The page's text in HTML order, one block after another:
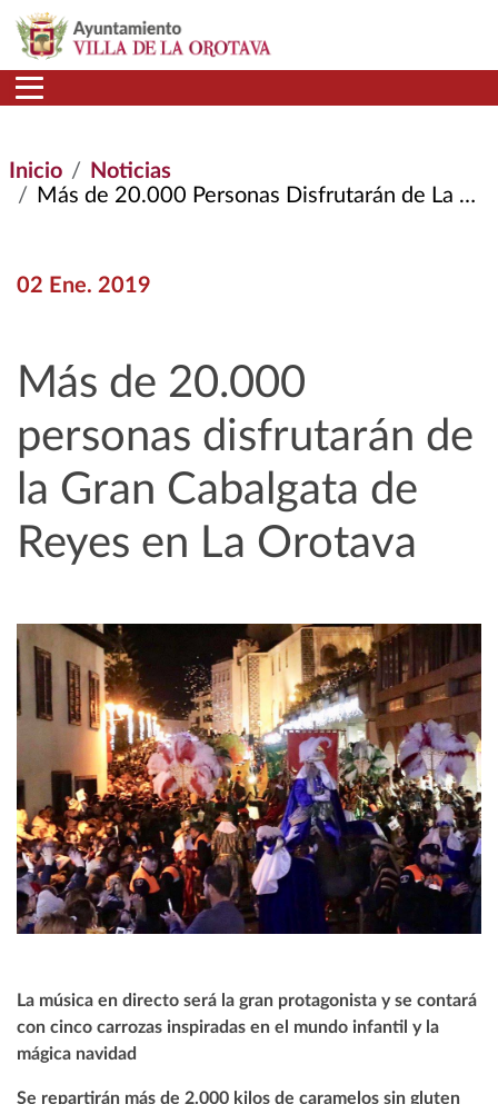
Pasar al contenido principal
Inicio
Noticias
Más de 20.000 Personas Disfrutarán de La Gran Cabalgata de Reyes En La Orotava
02 Ene. 2019
Más de 20.000
personas disfrutarán de
la Gran Cabalgata de
Reyes en La Orotava
La música en directo será la gran protagonista y se contará
con cinco carrozas inspiradas en el mundo infantil y la
mágica navidad
Se repartirán más de 2.000 kilos de caramelos sin gluten